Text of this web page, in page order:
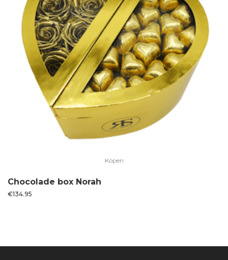
Kopen
Chocolade box Norah
€134.95